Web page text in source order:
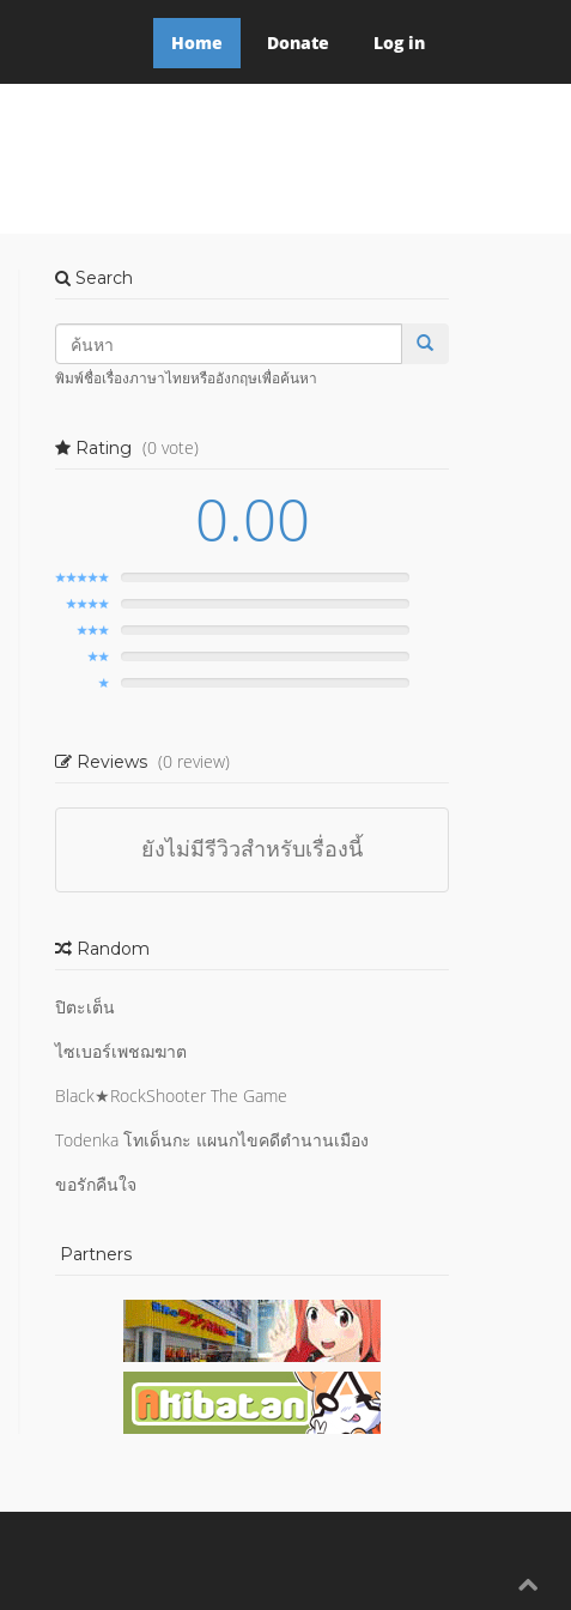
Home Donate Log in
Search
พิมพ์ชื่อเรื่องภาษาไทยหรืออังกฤษเพื่อค้นหา
Rating (0 vote)
0.00
Reviews (0 review)
ยังไม่มีรีวิวสำหรับเรื่องนี้
Random
ปิตะเต็น
ไซเบอร์เพชฌฆาต
Black★RockShooter The Game
Todenka โทเด็นกะ แผนกไขคดีตำนานเมือง
ขอรักคืนใจ
Partners